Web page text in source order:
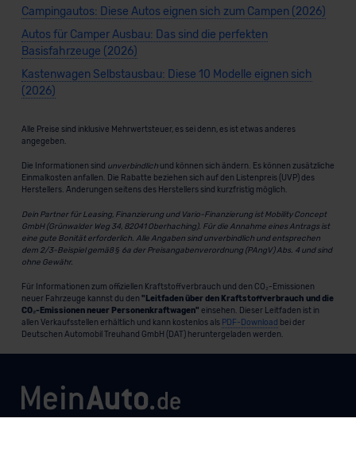
Campingautos: Diese Autos eignen sich zum Campen (2026)
Autos für Camper Ausbau: Das sind die perfekten
Basisfahrzeuge (2026)
Kastenwagen Selbstausbau: Diese 10 Modelle eignen sich
(2026)
Alle Preise sind inklusive Mehrwertsteuer, es sei denn, es ist etwas anderes
angegeben.
Die Informationen sind unverbindlichund können sich ändern. Es können zusätzliche
Einmalkosten anfallen. Die Rabatte beziehen sich auf den Listenpreis (UVP) des
Herstellers. Änderungen seitens des Herstellers sind kurzfristig möglich.
Dein Partner für Leasing, Finanzierung und Vario-Finanzierung ist Mobility Concept
GmbH (Grünwalder Weg 34, 82041 Oberhaching). Für die Annahme eines Antrags ist
eine gute Bonität erforderlich. Alle Angaben sind unverbindlich und entsprechen
dem 2/3-Beispiel gemäß § 6a der Preisangabenverordnung (PAngV) Abs. 4 und sind
ohne Gewähr.
Für Informationen zum offiziellen Kraftstoffverbrauch und den CO₂-Emissionen
neuer Fahrzeuge kannst du den "Leitfaden über den Kraftstoffverbrauch und die
CO₂-Emissionen neuer Personenkraftwagen" einsehen. Dieser Leitfaden ist in
allen Verkaufsstellen erhältlich und kann kostenlos als PDF-Download bei der
Deutschen Automobil Treuhand GmbH (DAT) heruntergeladen werden.